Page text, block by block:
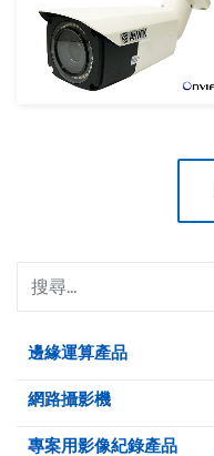
邊緣運算產品
網路攝影機
專案用影像紀錄產品